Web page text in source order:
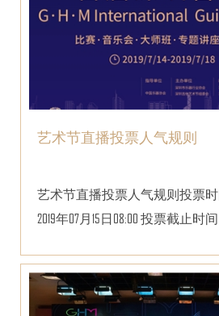
艺术节直播投票人气规则
艺术节直播投票人气规则投票时
2019年07月15日08:00 投票截止时